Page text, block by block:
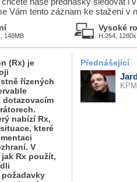
Vám tento záznam ke stažení v
148MB
Vysoké
H.264,
(Rx) je
řízených
dotazovacím
nabízí Rx,
které
V
Rx použít,
Přednášející